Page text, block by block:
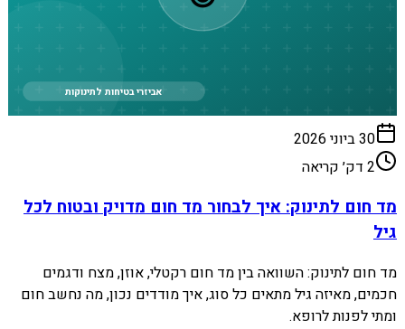
אביזרי בטיחות לתינוקות
30 ביוני 2026
2 דק׳ קריאה
מד חום לתינוק: איך לבחור מד חום מדויק ובטוח לכל
גיל
מד חום לתינוק: השוואה בין מד חום רקטלי, אוזן, מצח ודגמים
חכמים, מאיזה גיל מתאים כל סוג, איך מודדים נכון, מה נחשב חום
ומתי לפנות לרופא.